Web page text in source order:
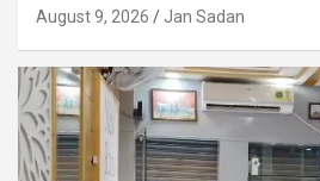
August 9, 2026 Jan Sadan